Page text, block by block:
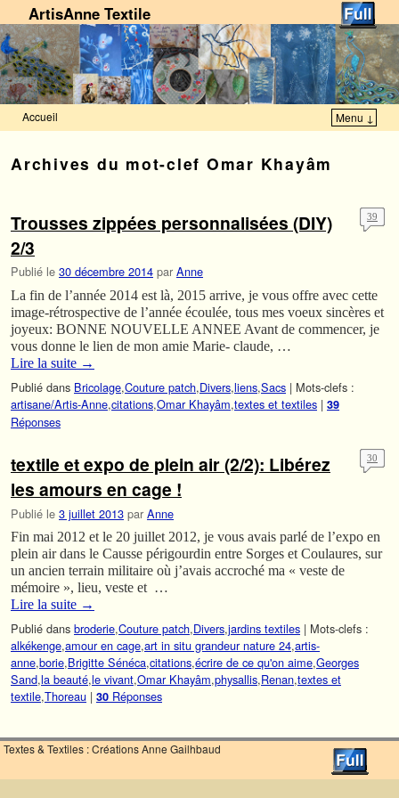
ArtisAnne Textile
Accueil Menu ↓
Archives du mot-clef Omar Khayâm
Trousses zippées personnalisées (DIY)
2/3
Publié le 30 décembre 2014 par Anne
39
La fin de l’année 2014 est là, 2015 arrive, je vous offre avec cette
image-rétrospective de l’année écoulée, tous mes voeux sincères et
joyeux: BONNE NOUVELLE ANNEE Avant de commencer, je
vous donne le lien de mon amie Marie- claude, …
Lire la suite →
Publié dans Bricolage,Couture patch,Divers,liens,Sacs | Mots-clefs :
artisane/Artis-Anne,citations,Omar Khayâm,textes et textiles | 39
Réponses
textile et expo de plein air (2/2): Libérez
les amours en cage !
Publié le 3 juillet 2013 par Anne
30
Fin mai 2012 et le 20 juillet 2012, je vous avais parlé de l’expo en
plein air dans le Causse périgourdin entre Sorges et Coulaures, sur
un ancien terrain militaire où j’avais accroché ma « veste de
mémoire », lieu, veste et …
Lire la suite →
Publié dans broderie,Couture patch,Divers,jardins textiles | Mots-clefs :
alkékenge,amour en cage,art in situ grandeur nature 24,artis-
anne,borie,Brigitte Sénéca,citations,écrire de ce qu'on aime,Georges
Sand,la beauté,le vivant,Omar Khayâm,physallis,Renan,textes et
textile,Thoreau | 30 Réponses
Textes & Textiles : Créations Anne Gailhbaud